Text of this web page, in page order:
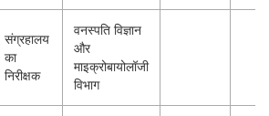
संग्रहालय
का
निरीक्षक
वनस्पति विज्ञान
और
माइक्रोबायोलॉजी
विभाग